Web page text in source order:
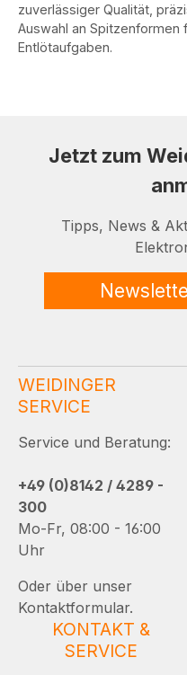
zuverlässiger Qualität,
Auswahl an Spitzenformen
Entlötaufgaben.
Jetzt zum
Tipps, News &
WEIDINGER
SERVICE
Service und Beratung:
+49 (0)8142 / 4289 -
300
Mo-Fr, 08:00 - 16:00
Uhr
Oder über unser
Kontaktformular.
KONTAKT &
SERVICE